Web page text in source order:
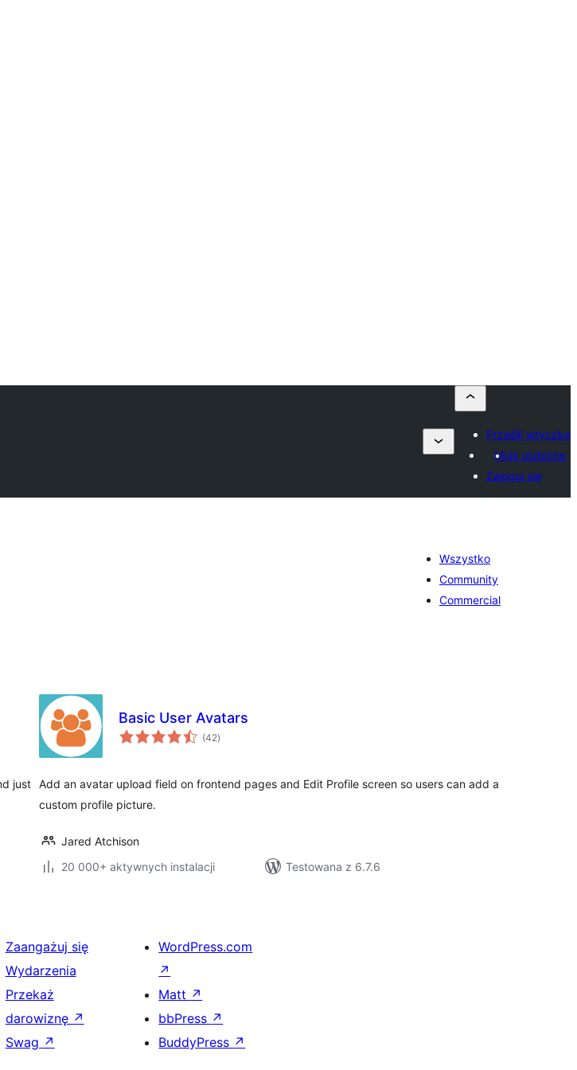
Prześlij wtyczkę
Moje ulubione
Zaloguj się
Wszystko
Community
Commercial
just
Basic User Avatars
(42wszystkich
ocen
)
Add an avatar upload field on frontend pages and Edit Profile screen so users can add a
custom profile picture.
Jared Atchison
20 000+ aktywnych instalacji
Testowana z 6.7.6
Zaangażuj się
Wydarzenia
Przekaż
darowiznę ↗
Swag ↗
WordPress.com
↗
Matt ↗
bbPress ↗
BuddyPress ↗